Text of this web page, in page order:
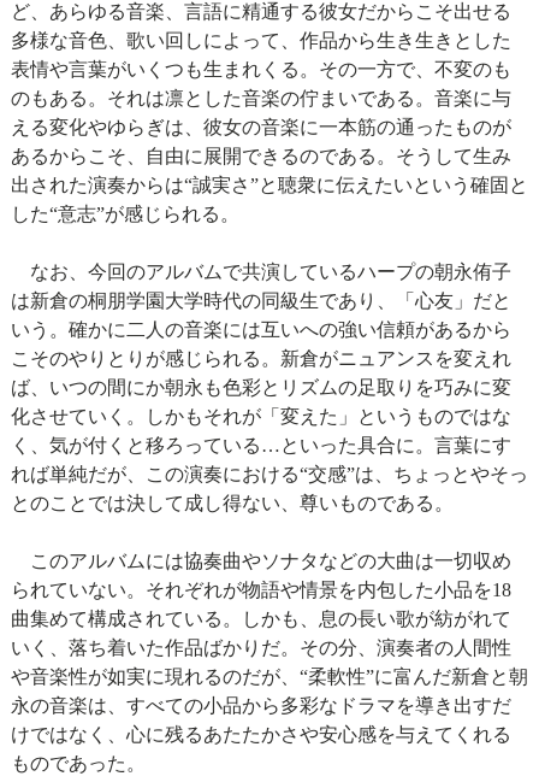
ど、あらゆる音楽、言語に精通する彼女だからこそ出せる
多様な音色、歌い回しによって、作品から生き生きとした
表情や言葉がいくつも生まれくる。その一方で、不変のも
のもある。それは凛とした音楽の佇まいである。音楽に与
える変化やゆらぎは、彼女の音楽に一本筋の通ったものが
あるからこそ、自由に展開できるのである。そうして生み
出された演奏からは“誠実さ”と聴衆に伝えたいという確固と
した“意志”が感じられる。
なお、今回のアルバムで共演しているハープの朝永侑子
は新倉の桐朋学園大学時代の同級生であり、「心友」だと
いう。確かに二人の音楽には互いへの強い信頼があるから
こそのやりとりが感じられる。新倉がニュアンスを変えれ
ば、いつの間にか朝永も色彩とリズムの足取りを巧みに変
化させていく。しかもそれが「変えた」というものではな
く、気が付くと移ろっている…といった具合に。言葉にす
れば単純だが、この演奏における“交感”は、ちょっとやそっ
とのことでは決して成し得ない、尊いものである。
このアルバムには協奏曲やソナタなどの大曲は一切収め
られていない。それぞれが物語や情景を内包した小品を18
曲集めて構成されている。しかも、息の長い歌が紡がれて
いく、落ち着いた作品ばかりだ。その分、演奏者の人間性
や音楽性が如実に現れるのだが、“柔軟性”に富んだ新倉と朝
永の音楽は、すべての小品から多彩なドラマを導き出すだ
けではなく、心に残るあたたかさや安心感を与えてくれる
ものであった。